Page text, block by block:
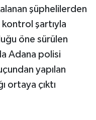
şüphelilerden
kontrol şartıyla
öne sürülen
Adana polisi
yapılan
ortaya çıktı